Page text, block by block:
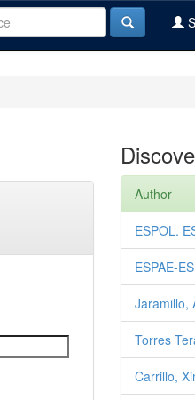
Author
ESPOL.
ESPAE-
Jaramillo,
Torres
Carrillo,